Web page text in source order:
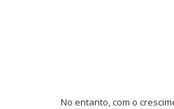
No entanto, com o